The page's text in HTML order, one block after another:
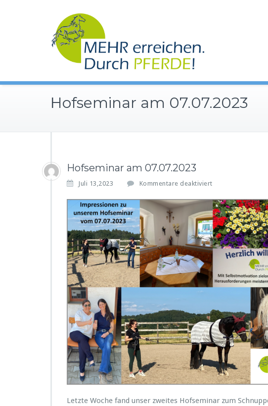
Hofseminar am 07.07.2023
Hofseminar am 07.07.2023
Juli 13,2023 Kommentare deaktiviert
r
H
o
f
s
n
a
m
0
7.
0
7.
2
0
3
Letzte Woche fand unser zweites Hofseminar zum